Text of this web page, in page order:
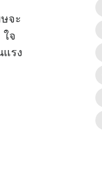
จะ
จ
รง